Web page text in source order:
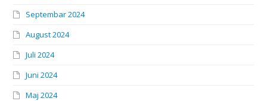
Septembar 2024
August 2024
Juli 2024
Juni 2024
Maj 2024